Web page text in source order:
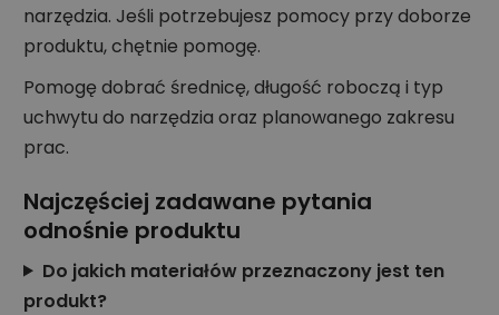
narzędzia. Jeśli potrzebujesz pomocy przy doborze
produktu, chętnie pomogę.
Pomogę dobrać średnicę, długość roboczą i typ
uchwytu do narzędzia oraz planowanego zakresu
prac.
Najczęściej zadawane pytania
odnośnie produktu
Do jakich materiałów przeznaczony jest ten
produkt?